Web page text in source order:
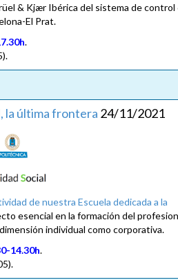
& Kjær Ibérica del sistema de control
El Prat.
.
la última frontera 24/11/2021
de nuestra Escuela dedicada a la
esencial en la formación del
individual como corporativa.
14.30h.